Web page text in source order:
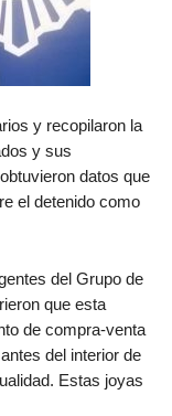
y recopilaron la
y sus
datos que
el detenido como
del Grupo de
que esta
de compra-venta
del interior de
Estas joyas